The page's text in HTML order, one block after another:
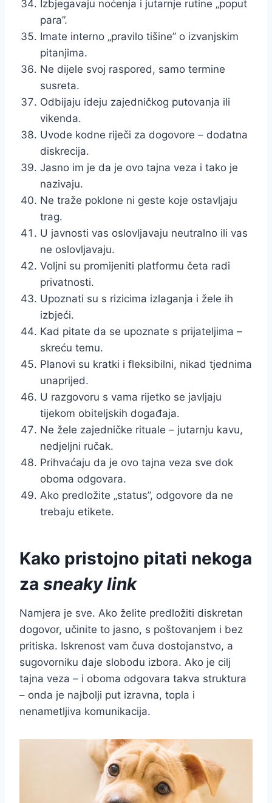
Izbjegavaju noćenja i jutarnje rutine „poput
para”.
Imate interno „pravilo tišine” o izvanjskim
pitanjima.
Ne dijele svoj raspored, samo termine
susreta.
Odbijaju ideju zajedničkog putovanja ili
vikenda.
Uvode kodne riječi za dogovore – dodatna
diskrecija.
Jasno im je da je ovo tajna veza i tako je
nazivaju.
Ne traže poklone ni geste koje ostavljaju
trag.
U javnosti vas oslovljavaju neutralno ili vas
ne oslovljavaju.
Voljni su promijeniti platformu četa radi
privatnosti.
Upoznati su s rizicima izlaganja i žele ih
izbjeći.
Kad pitate da se upoznate s prijateljima –
skreću temu.
Planovi su kratki i fleksibilni, nikad tjednima
unaprijed.
U razgovoru s vama rijetko se javljaju
tijekom obiteljskih događaja.
Ne žele zajedničke rituale – jutarnju kavu,
nedjeljni ručak.
Prihvaćaju da je ovo tajna veza sve dok
oboma odgovara.
Ako predložite „status”, odgovore da ne
trebaju etikete.
Kako pristojno pitati nekoga
za sneaky link
Namjera je sve. Ako želite predložiti diskretan
dogovor, učinite to jasno, s poštovanjem i bez
pritiska. Iskrenost vam čuva dostojanstvo, a
sugovorniku daje slobodu izbora. Ako je cilj
tajna veza – i oboma odgovara takva struktura
– onda je najbolji put izravna, topla i
nenametljiva komunikacija.